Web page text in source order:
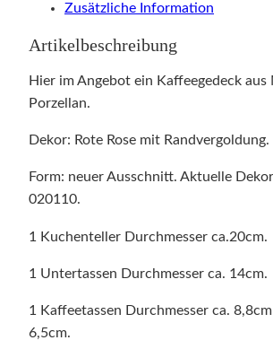
Zusätzliche Information
Artikelbeschreibung
Hier im Angebot ein Kaffeegedeck aus
Porzellan.
Dekor: Rote Rose mit Randvergoldung.
Form: neuer Ausschnitt. Aktuelle
020110.
1 Kuchenteller Durchmesser ca.20cm.
1 Untertassen Durchmesser ca. 14cm.
1 Kaffeetassen Durchmesser ca.
6,5cm.